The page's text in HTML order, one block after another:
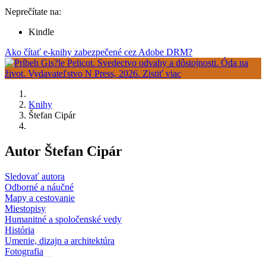
Neprečítate na:
Kindle
Ako čítať e-knihy zabezpečené cez Adobe DRM?
Knihy
Štefan Cipár
Autor Štefan Cipár
Sledovať autora
Odborné a náučné
Mapy a cestovanie
Miestopisy
Humanitné a spoločenské vedy
História
Umenie, dizajn a architektúra
Fotografia